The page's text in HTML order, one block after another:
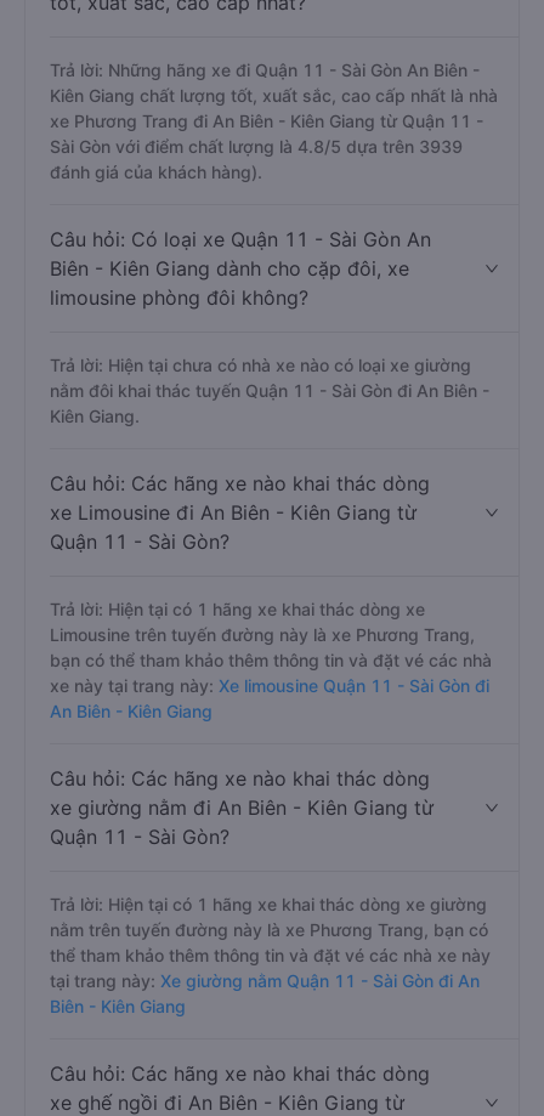
Trả lời: Những hãng xe đi Quận 11 - Sài Gòn An Biên -
Kiên Giang chất lượng tốt, xuất sắc, cao cấp nhất là nhà
xe Phương Trang đi An Biên - Kiên Giang từ Quận 11 -
Sài Gòn với điểm chất lượng là 4.8/5 dựa trên 3939
đánh giá của khách hàng).
Câu hỏi: Có loại xe Quận 11 - Sài Gòn An
Biên - Kiên Giang dành cho cặp đôi, xe
limousine phòng đôi không?
Trả lời: Hiện tại chưa có nhà xe nào có loại xe giường
nằm đôi khai thác tuyến Quận 11 - Sài Gòn đi An Biên -
Kiên Giang.
Câu hỏi: Các hãng xe nào khai thác dòng
xe Limousine đi An Biên - Kiên Giang từ
Quận 11 - Sài Gòn?
Trả lời: Hiện tại có 1 hãng xe khai thác dòng xe
Limousine trên tuyến đường này là xe Phương Trang,
bạn có thể tham khảo thêm thông tin và đặt vé các nhà
xe này tại trang này: Xe limousine Quận 11 - Sài Gòn đi
An Biên - Kiên Giang
Câu hỏi: Các hãng xe nào khai thác dòng
xe giường nằm đi An Biên - Kiên Giang từ
Quận 11 - Sài Gòn?
Trả lời: Hiện tại có 1 hãng xe khai thác dòng xe giường
nằm trên tuyến đường này là xe Phương Trang, bạn có
thể tham khảo thêm thông tin và đặt vé các nhà xe này
tại trang này: Xe giường nằm Quận 11 - Sài Gòn đi An
Biên - Kiên Giang
Câu hỏi: Các hãng xe nào khai thác dòng
xe ghế ngồi đi An Biên - Kiên Giang từ